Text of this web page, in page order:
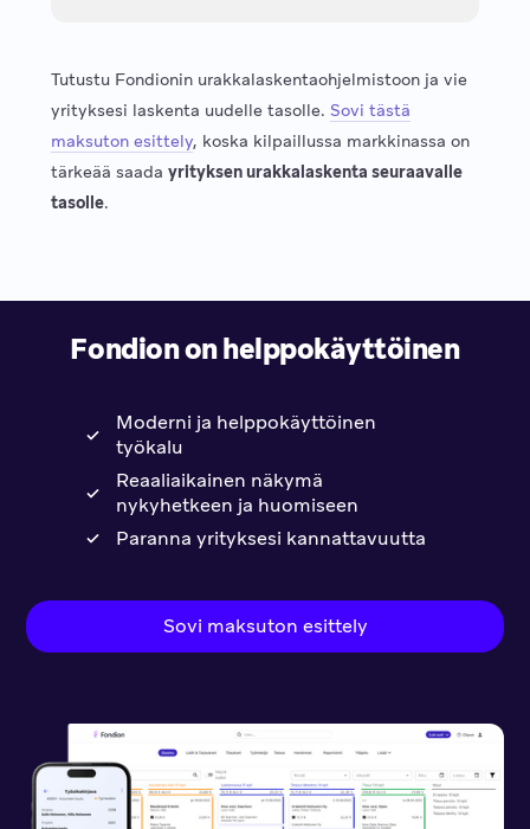
Tutustu Fondionin urakkalaskentaohjelmistoon ja vie
yrityksesi laskenta uudelle tasolle. Sovi tästä
maksuton esittely, koska kilpaillussa markkinassa on
tärkeää saada yrityksen urakkalaskenta seuraavalle
tasolle.
Fondion on helppokäyttöinen
Moderni ja helppokäyttöinen
työkalu
Reaaliaikainen näkymä
nykyhetkeen ja huomiseen
Paranna yrityksesi kannattavuutta
Sovi maksuton esittely